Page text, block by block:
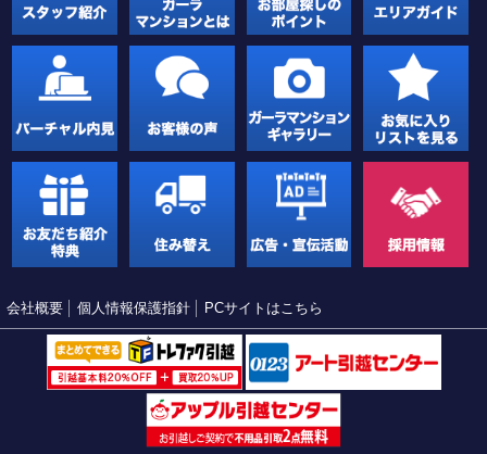
会社概要 個人情報保護指針 PCサイトはこちら